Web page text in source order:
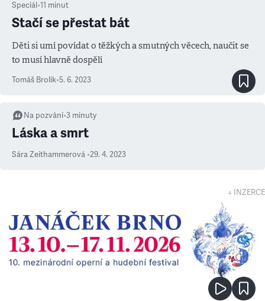
Speciál •11 minut
Stačí se přestat bát
Děti si umí povídat o těžkých a smutných věcech, naučit se
to musí hlavně dospělí
Tomáš Brolík•5. 6. 2023
Na pozvání•3 minuty
Láska a smrt
Sára Zeithammerová •29. 4. 2023
↓ INZERCE